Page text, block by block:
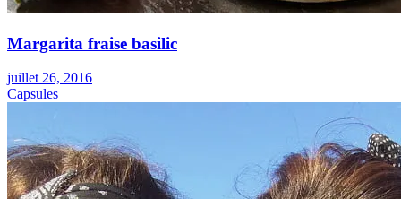
Margarita fraise basilic
juillet 26, 2016
Capsules